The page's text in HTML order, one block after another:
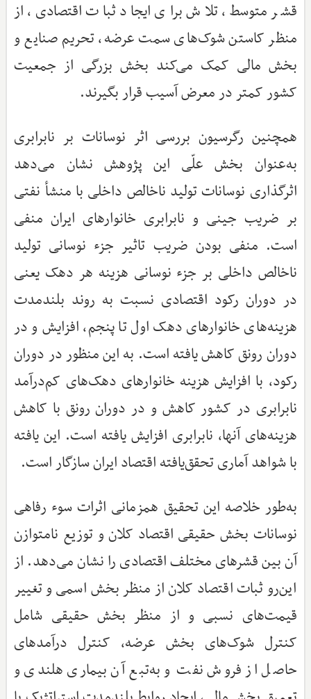
قشر متوسط، تلاش برای ایجاد ثبات اقتصادی، از
منظر کاستن شوک‌های سمت عرضه، تحریم صنایع و
بخش مالی کمک می‌کند بخش بزرگی از جمعیت
کشور کمتر در معرض آسیب قرار بگیرند.
همچنین رگرسیون بررسی اثر نوسانات بر نابرابری
به‌عنوان بخش علّی این پژوهش نشان می‌دهد
اثرگذاری نوسانات تولید ناخالص داخلی با منشأ نفتی
بر ضریب جینی و نابرابری خانوارهای ایران منفی
است. منفی بودن ضریب تاثیر جزء نوسانی تولید
ناخالص داخلی بر جزء نوسانی هزینه هر دهک یعنی
در دوران رکود اقتصادی نسبت به روند بلندمدت
هزینه‌های خانوارهای دهک اول تا پنجم، افزایش و در
دوران رونق کاهش یافته است. به این منظور در دوران
رکود، با افزایش هزینه خانوارهای دهک‌های کم‌درآمد
نابرابری در کشور کاهش و در دوران رونق با کاهش
هزینه‌های آنها، نابرابری افزایش یافته است. این یافته
با شواهد آماری تحقق‌یافته اقتصاد ایران سازگار است.
به‌طور خلاصه این تحقیق همزمانی اثرات سوء رفاهی
نوسانات بخش حقیقی اقتصاد کلان و توزیع نامتوازن
آن بین قشرهای مختلف اقتصادی را نشان می‌دهد. از
این‌رو ثبات اقتصاد کلان از منظر بخش اسمی و تغییر
قیمت‌های نسبی و از منظر بخش حقیقی شامل
کنترل شوک‌های بخش عرضه، کنترل درآمدهای
حاصل از فروش نفت و به‌تبع آن بیماری هلندی و